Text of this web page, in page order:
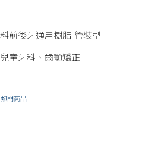
前後牙通用樹脂-管裝型
童牙科、齒顎矯正
熱門商品